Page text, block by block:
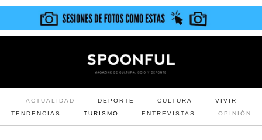
ACTUALIDAD DEPORTE CULTURA
VIVIR
TENDENCIAS
TURISMO ENTREVISTAS OPINIÓN